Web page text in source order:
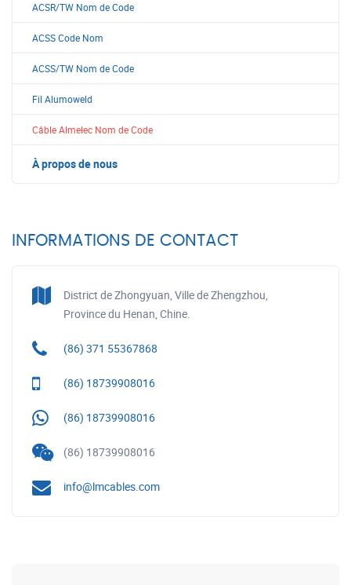
ACSR/TW Nom de Code
ACSS Code Nom
ACSS/TW Nom de Code
Fil Alumoweld
Câble Almelec Nom de Code
À propos de nous
INFORMATIONS DE CONTACT
District de Zhongyuan, Ville de Zhengzhou,
Province du Henan, Chine.
(86) 371 55367868
(86) 18739908016
(86) 18739908016
(86) 18739908016
info@lmcables.com